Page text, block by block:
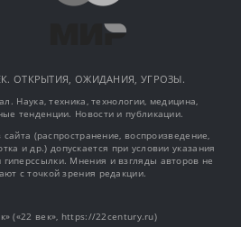
ОТКРЫТИЯ, ОЖИДАНИЯ, УГРОЗЫ.
Наука, техника, технологии, медицина,
тенденции. Новости и публикации.
(распространение, воспроизведение,
и др.) допускается при условии указания
Мнения и взгляды авторов не
с точкой зрения редакции.
(«22 век», https://22century.ru)